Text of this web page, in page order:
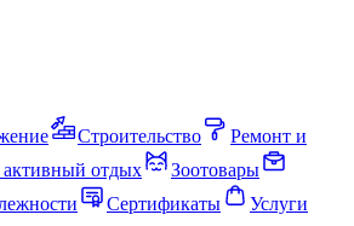
Строительство
Ремонт и
отдых
Зоотовары
Сертификаты
Услуги